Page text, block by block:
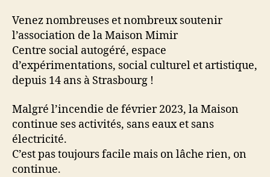
Venez nombreuses et nombreux soutenir
l’association de la Maison Mimir
Centre social autogéré, espace
d’expérimentations, social culturel et artistique,
depuis 14 ans à Strasbourg !
Malgré l’incendie de février 2023, la Maison
continue ses activités, sans eaux et sans
électricité.
C’est pas toujours facile mais on lâche rien, on
continue.